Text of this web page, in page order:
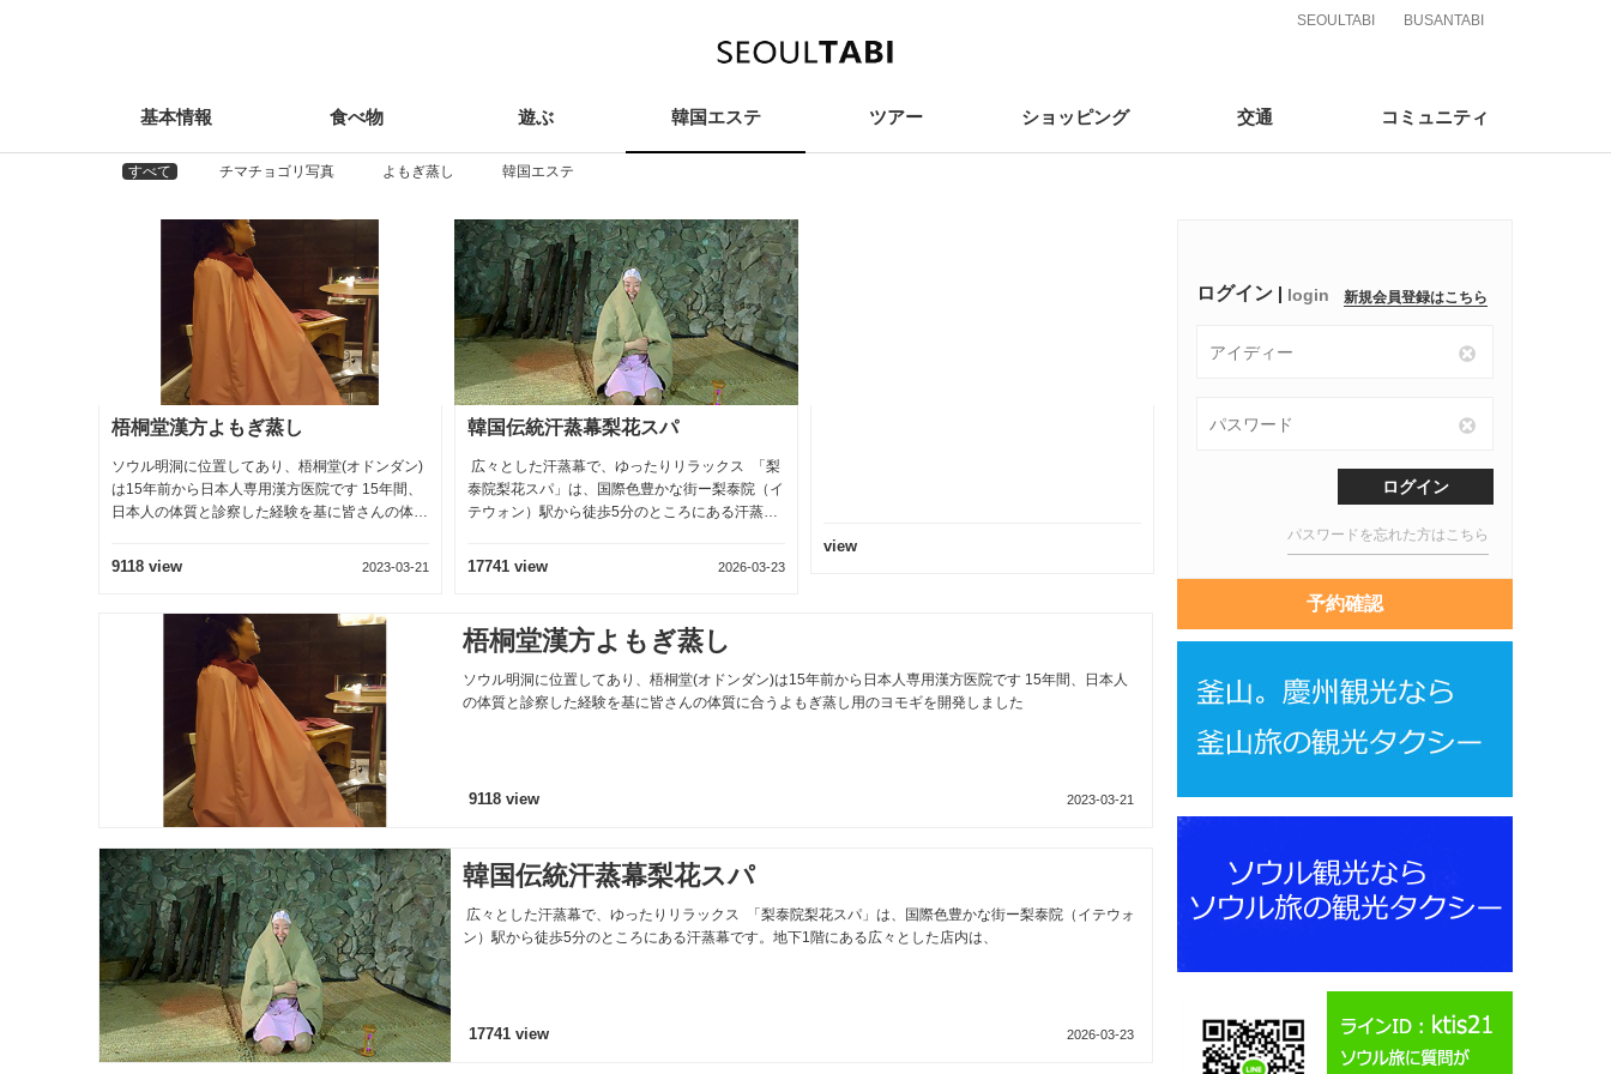
SEOULTABI BUSANTABI
基本情報
information
食べ物 遊ぶ
Play
韓国エステ ツアー ショッピング 交通 コミュニティ
すべて チマチョゴリ写真 よもぎ蒸し 韓国エステ
2023-03-21
韓国伝統汗蒸幕梨花スパ
広々とした汗蒸幕で、ゆったりリラックス 「梨
泰院梨花スパ」は、国際色豊かな街ー梨泰院（イ
テウォン）駅から徒歩5分のところにある汗蒸幕
17741 view 2026-03-23
梧桐堂漢方よもぎ蒸し
ソウル明洞に位置してあり、梧桐堂(オドンダン)は15年前から日本人専用漢方医院です 15年間、日本人
の体質と診察した経験を基に皆さんの体質に合うよもぎ蒸し用のヨモギを開発しました
9118 view 2023-03-21
韓国伝統汗蒸幕梨花スパ
広々とした汗蒸幕で、ゆったりリラックス 「梨泰院梨花スパ」は、国際色豊かな街ー梨泰院（イテウォ
ン）駅から徒歩5分のところにある汗蒸幕です。地下1階にある広々とした店内は、
17741 view 2026-03-23
ログイン login 新規会員登録はこちら
ログイン
パスワードを忘れた方はこちら
予約確認